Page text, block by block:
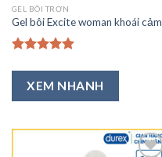
GEL BÔI TRƠN
Gel bôi Excite woman khoái cảm
hạng5.00
5 sao
XEM NHANH